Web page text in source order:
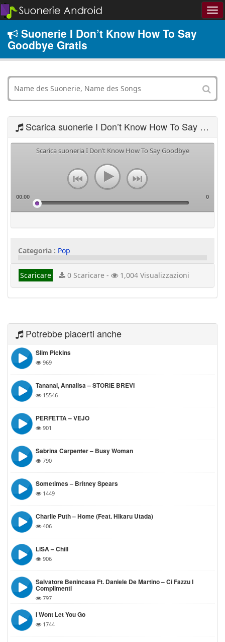
Suonerie I Don’t Know How To Say
Goodbye Gratis
Scarica suonerie I Don’t Know How To Say Goodbye
Scarica suoneria I Don’t Know How To Say Goodbye
00:00 0
Categoria : Pop
Scaricare 0 Scaricare - 1,004 Visualizzazioni
Potrebbe piacerti anche
Slim Pickins
969
Tananai, Annalisa – STORIE BREVI
15546
PERFETTA – VEJO
901
Sabrina Carpenter – Busy Woman
790
Sometimes – Britney Spears
1449
Charlie Puth – Home (feat. Hikaru Utada)
406
LISA – Chill
906
Salvatore Benincasa Ft. Daniele De Martino – Ci Fazzu I
Complimenti
797
I Wont Let You Go
1744